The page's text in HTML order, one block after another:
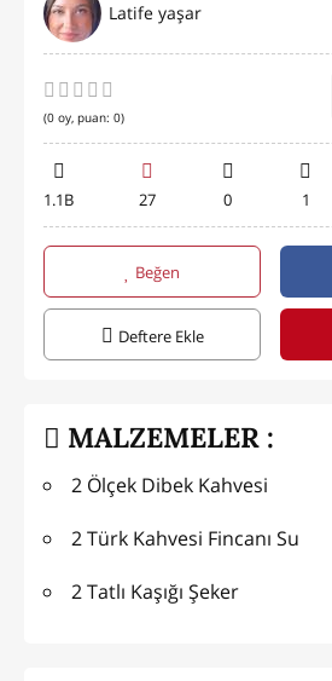
Latife yaşar
(0 oy, puan: 0)
1.1B 27 0 1
Beğen
Deftere Ekle
MALZEMELER :
2 Ölçek Dibek Kahvesi
2 Türk Kahvesi Fincanı Su
2 Tatlı Kaşığı Şeker